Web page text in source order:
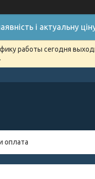
і актуальну
работы сегодня
оплата